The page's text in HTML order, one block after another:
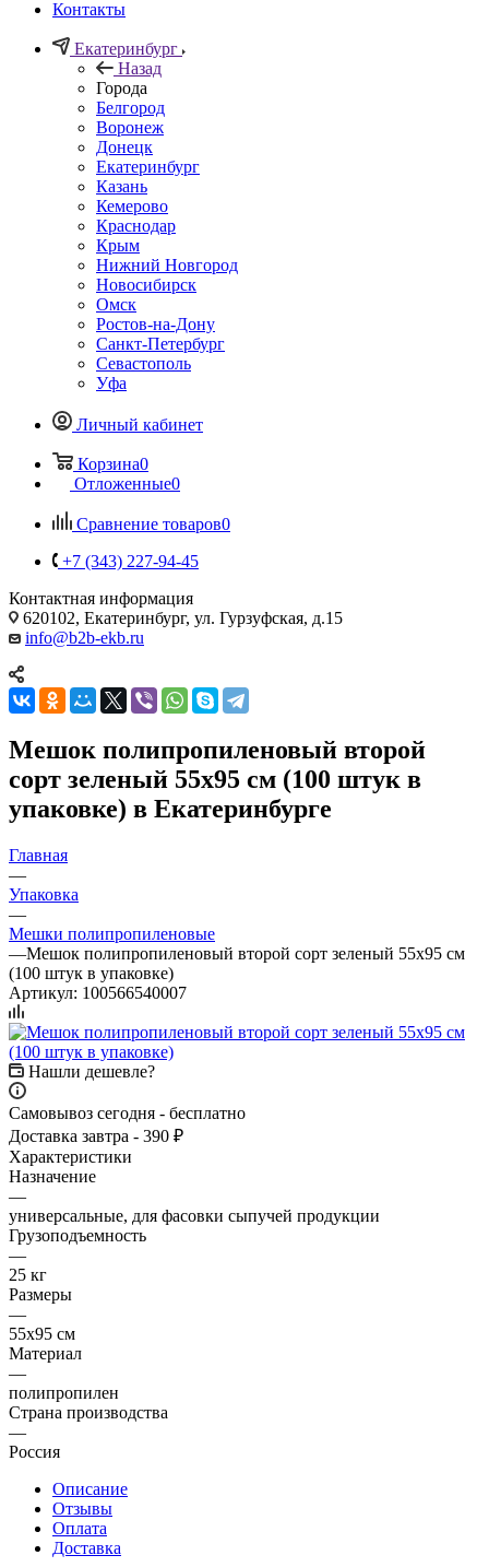
Контакты
Екатеринбург
Назад
Города
Белгород
Воронеж
Донецк
Екатеринбург
Казань
Кемерово
Краснодар
Крым
Нижний Новгород
Новосибирск
Омск
Ростов-на-Дону
Санкт-Петербург
Севастополь
Уфа
Личный кабинет
Корзина0
Отложенные0
Сравнение товаров0
+7 (343) 227-94-45
Контактная информация
620102, Екатеринбург, ул. Гурзуфская, д.15
info@b2b-ekb.ru
Мешок полипропиленовый второй
сорт зеленый 55x95 см (100 штук в
упаковке) в Екатеринбурге
Главная
—
Упаковка
—
Мешки полипропиленовые
—Мешок полипропиленовый второй сорт зеленый 55x95 см
(100 штук в упаковке)
Артикул: 100566540007
Нашли дешевле?
Самовывоз сегодня - бесплатно
Доставка завтра - 390 ₽
Характеристики
Назначение
—
универсальные, для фасовки сыпучей продукции
Грузоподъемность
—
25 кг
Размеры
—
55x95 см
Материал
—
полипропилен
Страна производства
—
Россия
Описание
Отзывы
Оплата
Доставка